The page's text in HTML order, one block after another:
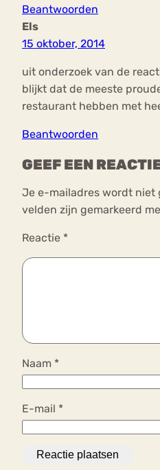
Beantwoorden
Els
15 oktober, 2014
uit onderzoek van de
blijkt dat de meeste
restaurant hebben met
Beantwoorden
GEEF EEN
Je e-mailadres wordt niet
velden zijn gemarkeerd
Reactie *
Naam *
E-mail *